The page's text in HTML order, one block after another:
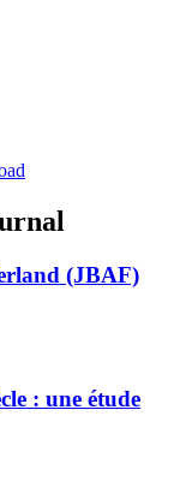
(JBAF)
: une étude